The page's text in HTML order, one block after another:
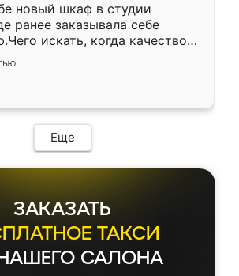
новый шкаф в студии
ранее заказывала себе
искать, когда качеством
Служит кухня уже почти
нет.
Еще
ЗАКАЗАТЬ
ТАКСИ
САЛОНА